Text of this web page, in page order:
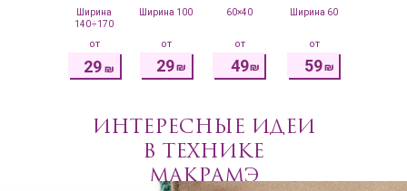
29₪ 49₪ 59₪
Ширина
140÷170
Ширина 100 60×40 Ширина 60
29 ₪
от от от от
ИНТЕРЕСНЫЕ ИДЕИ
В ТЕХНИКЕ
МАКРАМЭ